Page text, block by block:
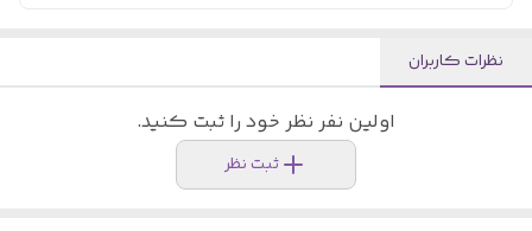
نظرات کاربران
اولین نفر نظر خود را ثبت کنید.
ثبت نظر